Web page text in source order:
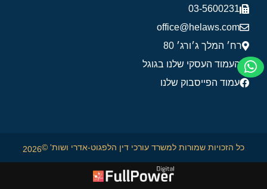
03-5600231
office@helaws.com
רח׳ המלך ג׳ורג׳ 80
העמוד העסקי שלנו בגוגל
עמוד הפייסבוק שלנו
כל הזכויות שמורות למשרד עורכי דין הלפגוט-אדרי ושות' ©2026